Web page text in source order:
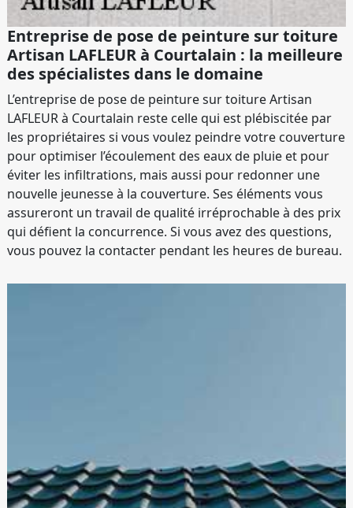
Entreprise de pose de peinture sur toiture
Artisan LAFLEUR à Courtalain : la meilleure
des spécialistes dans le domaine
L’entreprise de pose de peinture sur toiture Artisan
LAFLEUR à Courtalain reste celle qui est plébiscitée par
les propriétaires si vous voulez peindre votre couverture
pour optimiser l’écoulement des eaux de pluie et pour
éviter les infiltrations, mais aussi pour redonner une
nouvelle jeunesse à la couverture. Ses éléments vous
assureront un travail de qualité irréprochable à des prix
qui défient la concurrence. Si vous avez des questions,
vous pouvez la contacter pendant les heures de bureau.